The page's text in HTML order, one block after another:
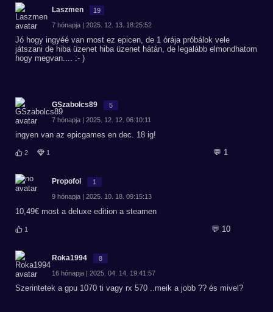
Laszmen 19
7 hónapja | 2025. 12. 13. 18:25:52
Jó hogy ingyéé van most ez epicen, de 1 órája próbálok vele
játszani de hiba üzenet hiba üzenet hátán, de legalább elmondhatom
hogy megvan.... :- )
GSzabolcs89 5
7 hónapja | 2025. 12. 12. 06:10:11
ingyen van az epicgames en dec. 18 ig!
2 1 💬 1
Propofol 1
9 hónapja | 2025. 10. 18. 09:15:13
10,49€ most a deluxe edition a steamen
1 💬 10
Roka1994 8
16 hónapja | 2025. 04. 14. 19:41:57
Szerintetek a gpu 1070 ti vagy rx 570 ..meik a jobb ?? és mivel?